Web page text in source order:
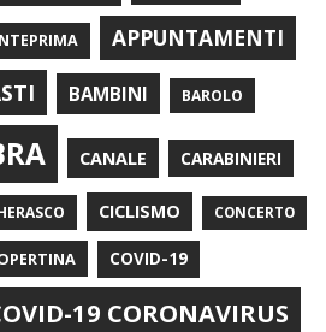
APPUNTAMENTI
BAMBINI BAROLO
CANALE CARABINIERI
CICLISMO CONCERTO
COVID-19
19 CORONAVIRUS